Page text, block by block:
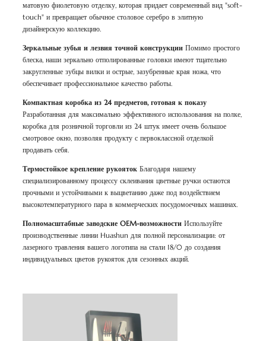
матовую фиолетовую отделку, которая придает современный вид "soft-
touch" и превращает обычное столовое серебро в элитную
дизайнерскую коллекцию.
Зеркальные зубья и лезвия точной конструкцииПомимо простого
блеска, наши зеркально отполированные головки имеют тщательно
закругленные зубцы вилки и острые, зазубренные края ножа, что
обеспечивает профессиональное качество работы.
Компактная коробка из 24 предметов, готовая к показу
Разработанная для максимально эффективного использования на полке,
коробка для розничной торговли из 24 штук имеет очень большое
смотровое окно, позволяя продукту с первоклассной отделкой
продавать себя.
Термостойкое крепление рукоятокБлагодаря нашему
специализированному процессу склеивания цветные ручки остаются
прочными и устойчивыми к выцветанию даже под воздействием
высокотемпературного пара в коммерческих посудомоечных машинах.
Полномасштабные заводские OEM-возможностиИспользуйте
производственные линии Huashun для полной персонализации: от
лазерного травления вашего логотипа на стали 18/0 до создания
индивидуальных цветов рукояток для сезонных акций.